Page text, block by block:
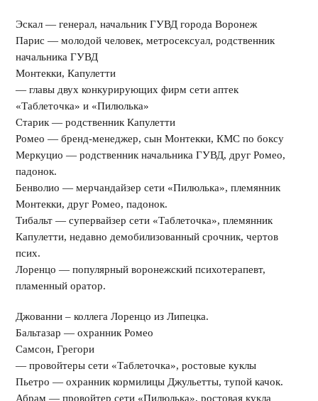
Эскал — генерал, начальник ГУВД города Воронеж
Парис — молодой человек, метросексуал, родственник
начальника ГУВД
Монтекки, Капулетти
— главы двух конкурирующих фирм сети аптек
«Таблеточка» и «Пилюлька»
Старик — родственник Капулетти
Ромео — бренд-менеджер, сын Монтекки, КМС по боксу
Меркуцио — родственник начальника ГУВД, друг Ромео,
падонок.
Бенволио — мерчандайзер сети «Пилюлька», племянник
Монтекки, друг Ромео, падонок.
Тибальт — супервайзер сети «Таблеточка», племянник
Капулетти, недавно демобилизованный срочник, чертов
псих.
Лоренцо — популярный воронежский психотерапевт,
пламенный оратор.
Джованни – коллега Лоренцо из Липецка.
Бальтазар — охранник Ромео
Самсон, Грегори
— провойтеры сети «Таблеточка», ростовые куклы
Пьетро — охранник кормилицы Джульетты, тупой качок.
Абрам — провойтер сети «Пилюлька», ростовая кукла